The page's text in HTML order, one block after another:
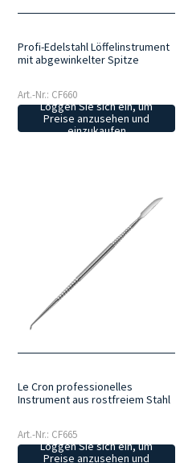
Profi-Edelstahl Löffelinstrument
mit abgewinkelter Spitze
Art.-Nr.: CF660
Loggen Sie sich ein, um
Preise anzusehen und
einzukaufen
Le Cron professionelles
Instrument aus rostfreiem Stahl
Art.-Nr.: CF665
Loggen Sie sich ein, um
Preise anzusehen und